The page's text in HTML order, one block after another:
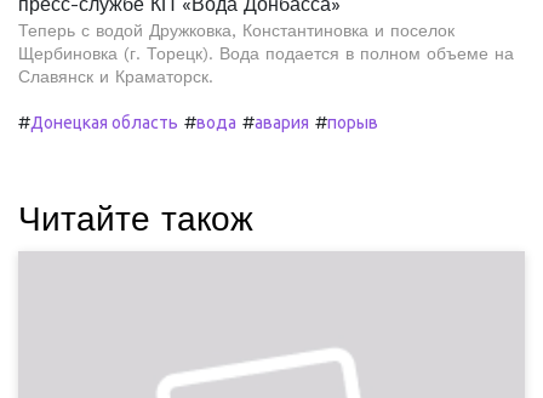
Теперь с водой Дружковка, Константиновка и поселок
Щербиновка (г. Торецк). Вода подается в полном объеме на
Славянск и Краматорск.
#Донецкая область #вода #авария #порыв
Читайте також